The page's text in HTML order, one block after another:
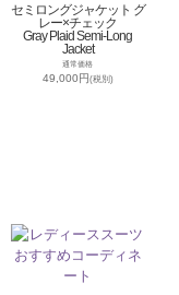
セミロングジャケット グ
レー×チェック
Gray Plaid Semi-Long
Jacket
通常価格
49,000円(税別)